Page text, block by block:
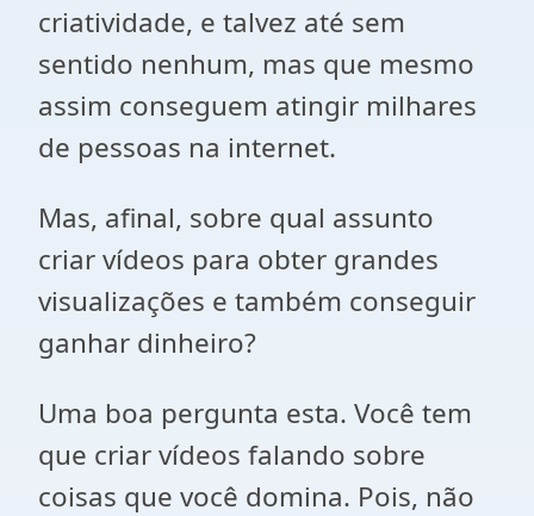
criatividade, e talvez até sem
sentido nenhum, mas que mesmo
assim conseguem atingir milhares
de pessoas na internet.
Mas, afinal, sobre qual assunto
criar vídeos para obter grandes
visualizações e também conseguir
ganhar dinheiro?
Uma boa pergunta esta. Você tem
que criar vídeos falando sobre
coisas que você domina. Pois, não